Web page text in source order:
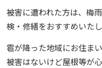
被害に遭われた方は、梅
検・修繕をおすすめいた
雹が降った地域にお住ま
被害はないけど屋根等が